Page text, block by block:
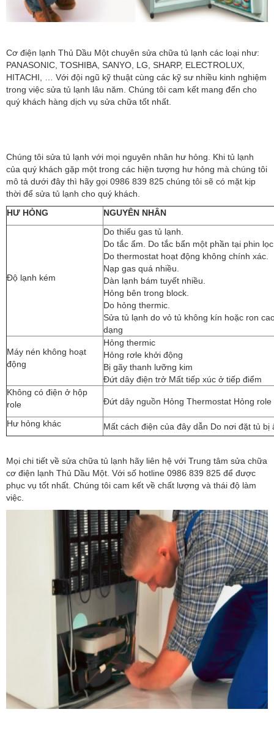
Cơ điện lạnh Thủ Dầu Một chuyên sửa chữa tủ lạnh các loại như:
PANASONIC, TOSHIBA, SANYO, LG, SHARP, ELECTROLUX,
HITACHI, … Với đội ngũ kỹ thuật cùng các kỹ sư nhiều kinh nghiệm
trong việc sửa tủ lạnh lâu năm. Chúng tôi cam kết mang đến cho
quý khách hàng dịch vụ sửa chữa tốt nhất.
Chúng tôi sửa tủ lạnh với mọi nguyên nhân hư hỏng. Khi tủ lạnh
của quý khách gặp một trong các hiện tượng hư hỏng mà chúng tôi
mô tả dưới đây thì hãy gọi 0986 839 825 chúng tôi sẽ có mặt kịp
thời để sửa tủ lạnh cho quý khách.
HƯ HỎNG
NGUYÊN NHÂN
Độ lạnh kém
Do thiếu gas tủ lạnh.
Do tắc ẩm. Do tắc bẩn một phần tại phin
Do thermostat hoạt động không chính xác.
Nạp gas quá nhiều.
Dàn lạnh bám tuyết nhiều.
Hỏng bên trong block.
Do hỏng thermic.
Sửa tủ lạnh do vỏ tủ không kín hoặc ron
dạng
Máy nén không hoạt
động
Hỏng thermic
Hỏng rơle khởi động
Bị gãy thanh lưỡng kim
Đứt dây điện trở Mất tiếp xúc ở tiếp điểm
Không có điện ở hộp
role
Đứt dây nguồn Hỏng Thermostat Hỏng role
Hư hỏng khác Mất cách điện của đây dẫn Do nơi đặt tủ bị
Mọi chi tiết về sửa chữa tủ lạnh hãy liên hệ với Trung tâm sửa chữa
cơ điện lạnh Thủ Dầu Một. Với số hotline 0986 839 825 để được
phục vụ tốt nhất. Chúng tôi cam kết về chất lượng và thái độ làm
việc.